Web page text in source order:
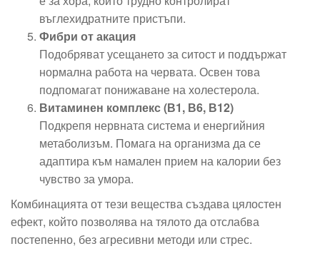
въглехидратните пристъпи.
Фибри от акация
Подобряват усещането за ситост и поддържат
нормална работа на червата. Освен това
подпомагат понижаване на холестерола.
Витаминен комплекс (В1, В6, В12)
Подкрепя нервната система и енергийния
метаболизъм. Помага на организма да се
адаптира към намален прием на калории без
чувство за умора.
Комбинацията от тези вещества създава цялостен
ефект, който позволява на тялото да отслабва
постепенно, без агресивни методи или стрес.